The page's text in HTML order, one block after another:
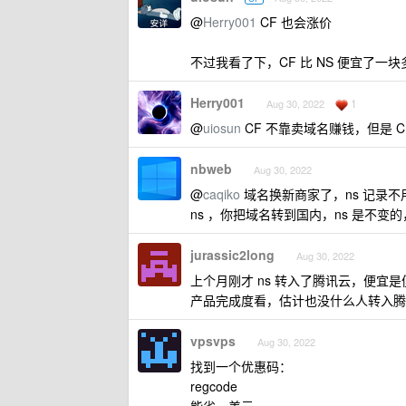
@Herry001 CF 也会涨价
不过我看了下，CF 比 NS 便宜了一块
Herry001 Aug 30, 2022 1
@uiosun CF 不靠卖域名赚钱，但是
nbweb Aug 30, 2022
@caqiko 域名换新商家了，ns 记录
ns ，你把域名转到国内，ns 是不变
jurassic2long Aug 30, 2022
上个月刚才 ns 转入了腾讯云，便宜
产品完成度看，估计也没什么人转入
vpsvps Aug 30, 2022
找到一个优惠码：
regcode